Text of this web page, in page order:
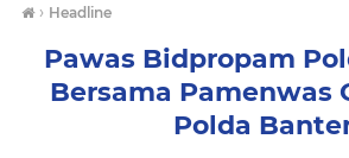
› Headline
Pawas Bidpropam
Bersama Pamenwas
Polda